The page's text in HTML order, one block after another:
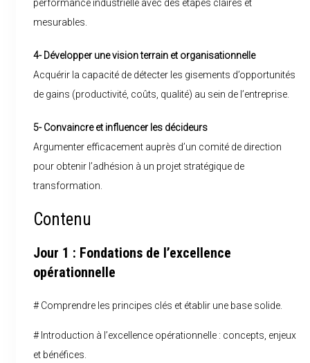
performance industrielle avec des étapes claires et
mesurables.
4- Développer une vision terrain et organisationnelle
Acquérir la capacité de détecter les gisements d’opportunités
de gains (productivité, coûts, qualité) au sein de l’entreprise.
5- Convaincre et influencer les décideurs
Argumenter efficacement auprès d’un comité de direction
pour obtenir l’adhésion à un projet stratégique de
transformation.
Contenu
Jour 1 : Fondations de l’excellence
opérationnelle
# Comprendre les principes clés et établir une base solide.
# Introduction à l’excellence opérationnelle : concepts, enjeux
et bénéfices.